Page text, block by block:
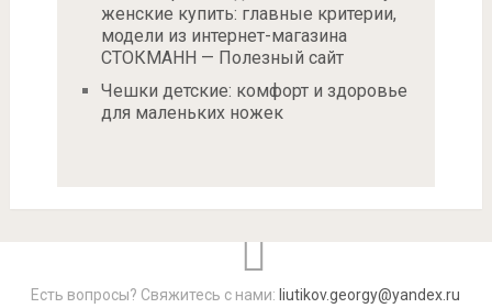
женские купить: главные критерии,
модели из интернет-магазина
СТОКМАНН — Полезный сайт
Чешки детские: комфорт и здоровье
для маленьких ножек
Есть вопросы? Свяжитесь с нами:liutikov.georgy@yandex.ru